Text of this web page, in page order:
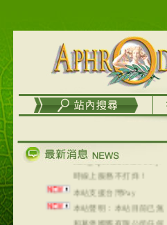
在外租屋者、居住處無管
理員、不方便在工作地點
取件者，歡迎多多使用
【郵局i郵箱】的服務喔～
【i郵箱】設立的地點，請
進入內頁連結～
Line@aphrodite2020 24小
時線上服務不打烊！
本站支援台灣Pay
本站聲明：本站目前已無
和葛堡國際有限公司任何
合作關係